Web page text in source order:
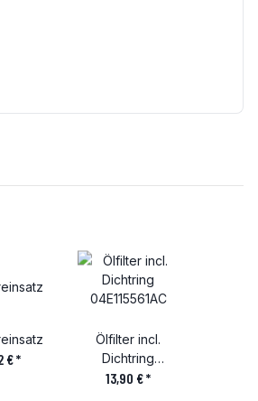
€*
Ölfilter incl.
Dichtring
04E115561AC
13,90 €*